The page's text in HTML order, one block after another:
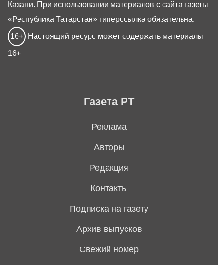
Газета РТ
Реклама
Авторы
Редакция
Контакты
Подписка на газету
Архив выпусков
Свежий номер
Казани. При использовании материалов с сайта газеты
«Республика Татарстан» гиперссылка обязательна.
16+ Настоящий ресурс может содержать материалы
16+